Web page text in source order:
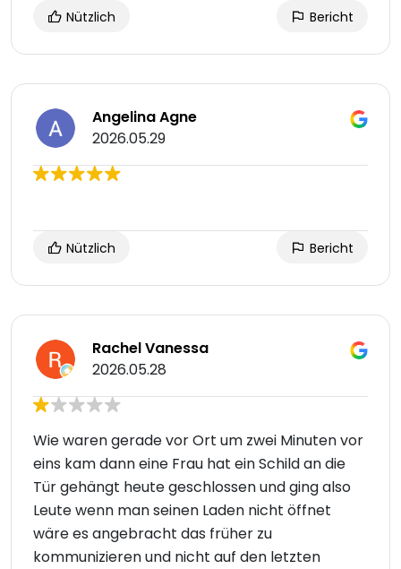
Nützlich Bericht
Angelina Agne
2026.05.29
Nützlich Bericht
Rachel Vanessa
2026.05.28
Wie waren gerade vor Ort um zwei Minuten vor
eins kam dann eine Frau hat ein Schild an die
Tür gehängt heute geschlossen und ging also
Leute wenn man seinen Laden nicht öffnet
wäre es angebracht das früher zu
kommunizieren und nicht auf den letzten